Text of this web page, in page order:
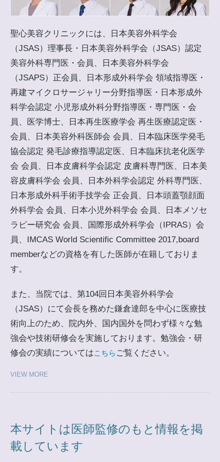
聖心美容クリニックには、日本美容外科学会
（JSAS）理事長・日本美容外科学会（JSAS）認定
美容外科専門医・会員、日本美容外科学会
（JSAPS）正会員、日本形成外科学会 領域指導医・
再建マイクロサージャリー分野指導医・日本形成外
科学会認定 小児形成外科分野指導医・専門医・会
員、医学博士、日本再生医療学会 再生医療認定医・
会員、日本美容外科医師会 会員、日本臨床医学発毛
協会認定 発毛診療指導認定医、日本臨床抗老化医学
会 会員、日本皮膚科学会認定 皮膚科専門医、日本美
容皮膚科学会 会員、日本外科学会認定 外科専門医、
日本形成外科手術手技学会 正会員、日本頭蓋顎顔面
外科学会 会員、日本小児外科学会 会員、日本メソセ
ラピー研究会 会員、国際形成外科学会（IPRAS）会
員、IMCAS World Scientific Committee 2017,board
memberなどの資格を有した医師が在籍しておりま
す。
また、当院では、第104回日本美容外科学会
（JSAS）にて会長を務めた鎌倉達郎を中心に医療技
術向上のため、院内外、国内国外を問わず様々な勉
強会や技術研修会を実施しております。勉強会・研
修会の実績についてはこちら ご覧ください。
VIEW MORE
本サイトは医師監修のもと情報を掲
載しています